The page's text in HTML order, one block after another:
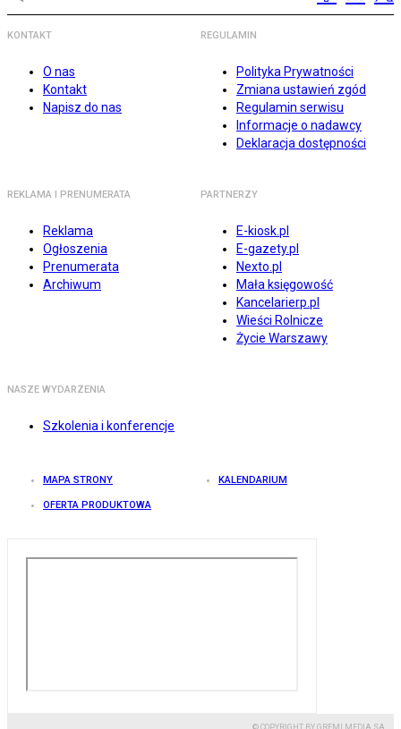
KONTAKT
O nas
Kontakt
Napisz do nas
REGULAMIN
Polityka Prywatności
Zmiana ustawień zgód
Regulamin serwisu
Informacje o nadawcy
Deklaracja dostępności
REKLAMA I PRENUMERATA
Reklama
Ogłoszenia
Prenumerata
Archiwum
PARTNERZY
E-kiosk.pl
E-gazety.pl
Nexto.pl
Mała księgowość
Kancelarierp.pl
Wieści Rolnicze
Życie Warszawy
NASZE WYDARZENIA
Szkolenia i konferencje
MAPA STRONY KALENDARIUM
OFERTA PRODUKTOWA